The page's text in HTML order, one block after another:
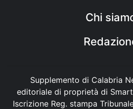
Chi
Supplemento di Calabria
editoriale di proprietà di
Iscrizione Reg. stampa